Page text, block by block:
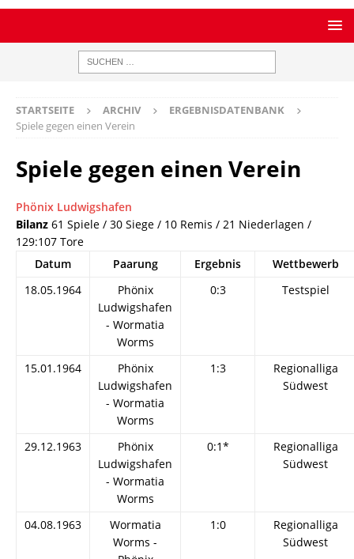
STARTSEITE ARCHIV
ERGEBNISDATENBANK
Spiele gegen einen Verein
Spiele gegen einen Verein
Phönix Ludwigshafen
Bilanz 61 Spiele / 30 Siege / 10 Remis / 21 Niederlagen /
129:107 Tore
Datum
Paarung Ergebnis
Wettbewerb
18.05.1964
Phönix
Ludwigshafen
- Wormatia
Worms
0:3 Testspiel
15.01.1964
Phönix
Ludwigshafen
- Wormatia
Worms
1:3
Regionalliga
Südwest
29.12.1963
Phönix
Ludwigshafen
- Wormatia
Worms
0:1*
Regionalliga
Südwest
04.08.1963
Wormatia
Worms -
1:0
Regionalliga
Südwest